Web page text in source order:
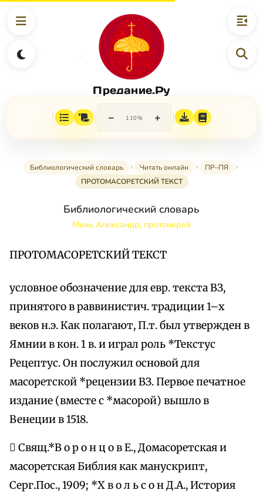
Предание.Ру
− 110% +
Библиологический словарь Читать онлайн
ПР–ПЯ
ПРОТОМАСОРЕТСКИЙ ТЕКСТ
Библиологический словарь
Мень Александр, протоиерей
ПРОТОМАСОРЕТСКИЙ ТЕКСТ
условное обозначение для евр. текста ВЗ,
принятого в раввинистич. традиции 1–х
веков н.э. Как полагают, П.т. был утвержден в
Ямнии в кон. 1 в. и играл роль *Текстус
Рецептус. Он послужил основой для
масоретской *рецензии ВЗ. Первое печатное
издание (вместе с *масорой) вышло в
Венеции в 1518.
 Свящ.*В о р о н ц о в Е., Домасоретская и
масоретская Библия как манускрипт,
Серг.Пос., 1909; *Х в о л ь с о н Д.А., История